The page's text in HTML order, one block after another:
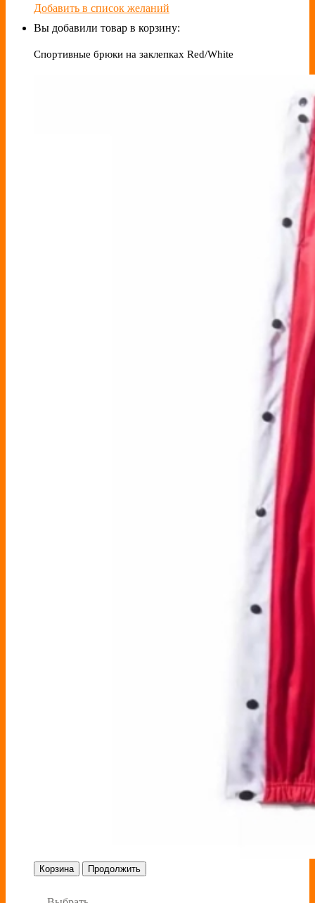
Добавить в список желаний
Вы добавили товар в корзину:
Спортивные брюки на заклепках Red/White
Корзина Продолжить